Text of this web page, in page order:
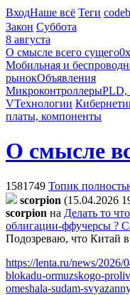
ВходНаше всё Теги
Закон Суббота
8 августа
О смысле всего сущего
Мобильная и
рынокОбъявления
МикроконтроллерыPLD,
VТехнологии
платы, компоненты
О смысле
1581749 Топик
scorpion (15.04.2026
scorpion на Делать то
облигации-ффучерсы ?
Подозреваю, что Китай
https://lenta.ru/news/
blokadu-ormuzskogo-
omeshala-sudam-